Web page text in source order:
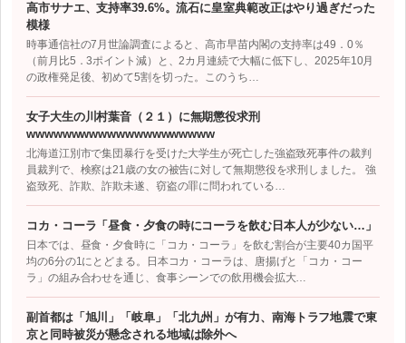
高市サナエ、支持率39.6%。流石に皇室典範改正はやり過ぎだった
模様
時事通信社の7月世論調査によると、高市早苗内閣の支持率は49．0％
（前月比5．3ポイント減）と、2カ月連続で大幅に低下し、2025年10月
の政権発足後、初めて5割を切った。このうち…
女子大生の川村葉音（２１）に無期懲役求刑
wwwwwwwwwwwwwwwwwwwww
北海道江別市で集団暴行を受けた大学生が死亡した強盗致死事件の裁判
員裁判で、検察は21歳の女の被告に対して無期懲役を求刑しました。 強
盗致死、詐欺、詐欺未遂、窃盗の罪に問われている…
コカ・コーラ「昼食・夕食の時にコーラを飲む日本人が少ない…」
日本では、昼食・夕食時に「コカ・コーラ」を飲む割合が主要40カ国平
均の6分の1にとどまる。日本コカ・コーラは、唐揚げと「コカ・コー
ラ」の組み合わせを通じ、食事シーンでの飲用機会拡大…
副首都は「旭川」「岐阜」「北九州」が有力、南海トラフ地震で東
京と同時被災が懸念される地域は除外へ